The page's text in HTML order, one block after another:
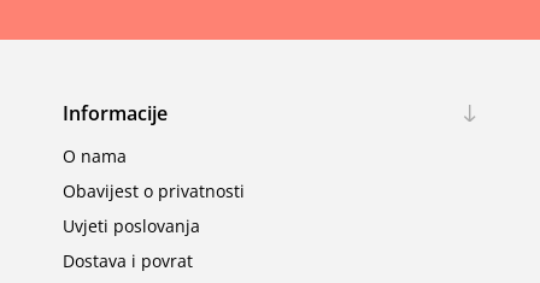
Informacije
O nama
Obavijest o privatnosti
Uvjeti poslovanja
Dostava i povrat